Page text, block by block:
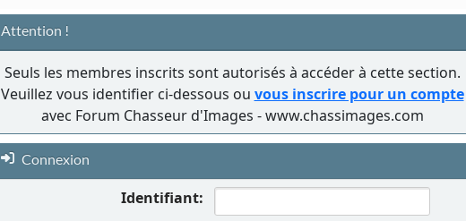
Attention !
Seuls les membres inscrits sont autorisés à accéder à cette section.
Veuillez vous identifier ci-dessous ou vous inscrire pour un compte
avec Forum Chasseur d'Images - www.chassimages.com
Connexion
Identifiant: